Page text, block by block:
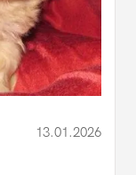
13.01.2026